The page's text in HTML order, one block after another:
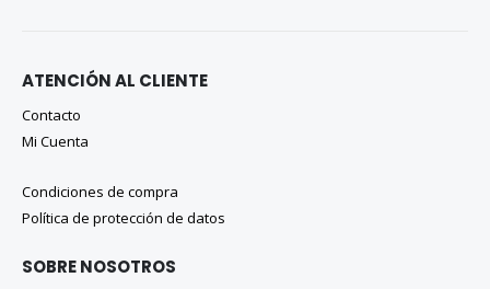
ATENCIÓN AL CLIENTE
Contacto
Mi Cuenta
Condiciones de compra
Política de protección de datos
SOBRE NOSOTROS